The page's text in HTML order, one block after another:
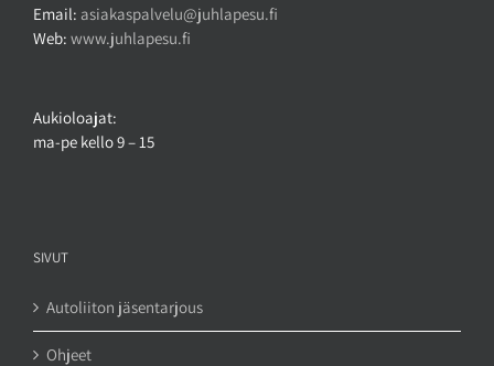
Email: asiakaspalvelu@juhlapesu.fi
Web: www.juhlapesu.fi
Aukioloajat:
ma-pe kello 9 – 15
SIVUT
Autoliiton jäsentarjous
Ohjeet